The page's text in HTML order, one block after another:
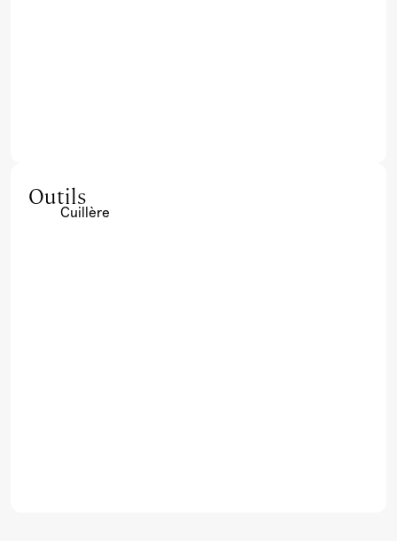
Outils
Cuillère